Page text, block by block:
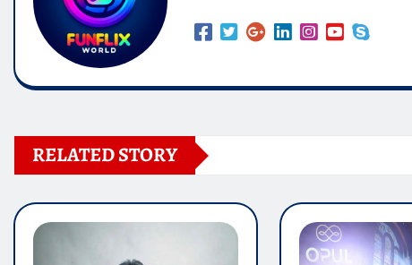
RELATED STORY